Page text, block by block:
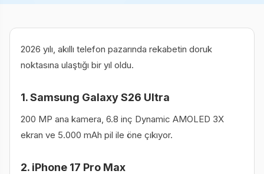
2026 yılı, akıllı telefon pazarında rekabetin doruk
noktasına ulaştığı bir yıl oldu.
1. Samsung Galaxy S26 Ultra
200 MP ana kamera, 6.8 inç Dynamic AMOLED 3X
ekran ve 5.000 mAh pil ile öne çıkıyor.
2. iPhone 17 Pro Max